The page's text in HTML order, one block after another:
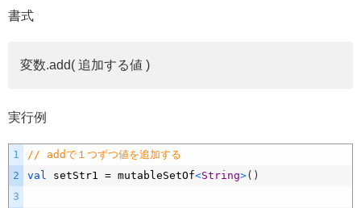
書式
変数.add( 追加する値 )
実行例
1
2
3
// addで１つずつ値を追加する
val setStr1 = mutableSetOf<String>( )